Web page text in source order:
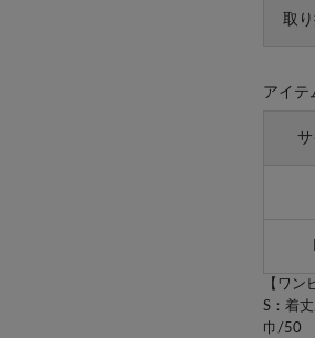
取
アイテ
サ
【ワン
S：着
巾/50